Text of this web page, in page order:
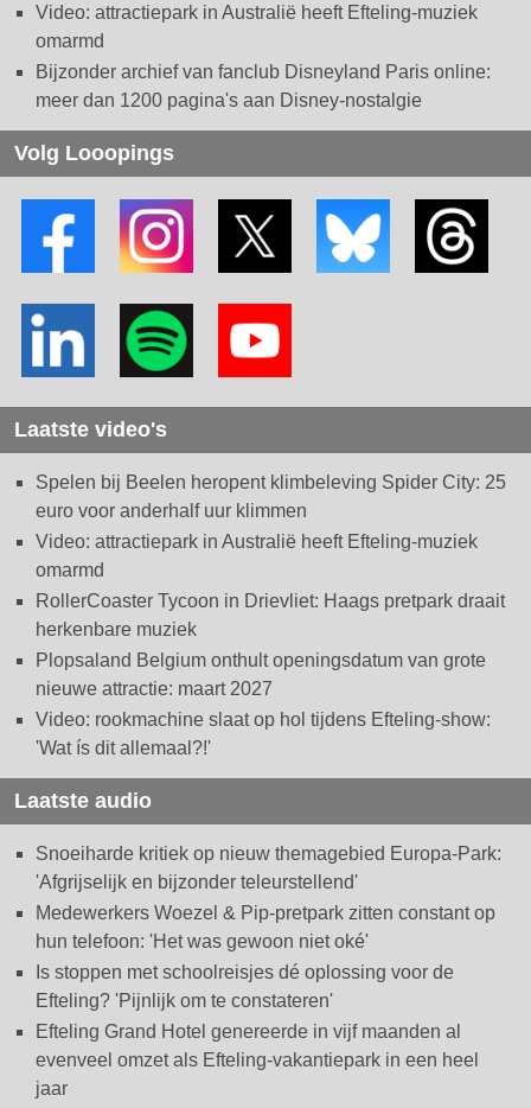
Video: attractiepark in Australië heeft Efteling-muziek
omarmd
Bijzonder archief van fanclub Disneyland Paris online:
meer dan 1200 pagina's aan Disney-nostalgie
Volg Looopings
Laatste video's
Spelen bij Beelen heropent klimbeleving Spider City: 25
euro voor anderhalf uur klimmen
Video: attractiepark in Australië heeft Efteling-muziek
omarmd
RollerCoaster Tycoon in Drievliet: Haags pretpark draait
herkenbare muziek
Plopsaland Belgium onthult openingsdatum van grote
nieuwe attractie: maart 2027
Video: rookmachine slaat op hol tijdens Efteling-show:
'Wat ís dit allemaal?!'
Laatste audio
Snoeiharde kritiek op nieuw themagebied Europa-Park:
'Afgrijselijk en bijzonder teleurstellend'
Medewerkers Woezel & Pip-pretpark zitten constant op
hun telefoon: 'Het was gewoon niet oké'
Is stoppen met schoolreisjes dé oplossing voor de
Efteling? 'Pijnlijk om te constateren'
Efteling Grand Hotel genereerde in vijf maanden al
evenveel omzet als Efteling-vakantiepark in een heel
jaar